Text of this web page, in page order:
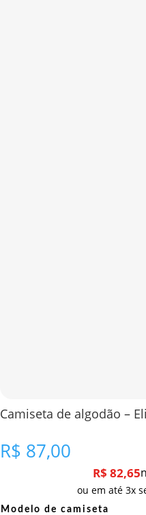
Camiseta de algodão –
R$ 87,00
R$ 82,65
ou em até 3x
Modelo de camiseta